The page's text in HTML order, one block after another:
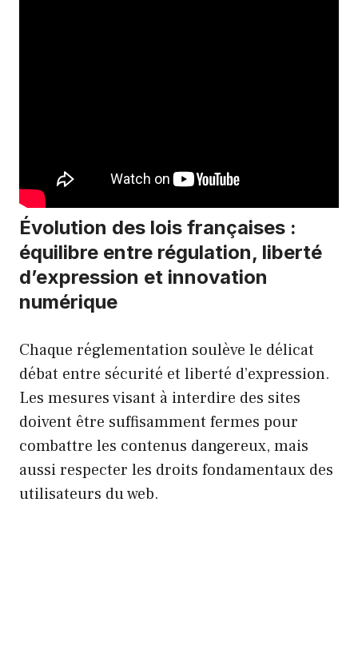
Évolution des lois françaises :
équilibre entre régulation, liberté
d’expression et innovation
numérique
Chaque réglementation soulève le délicat
débat entre sécurité et liberté d’expression.
Les mesures visant à interdire des sites
doivent être suffisamment fermes pour
combattre les contenus dangereux, mais
aussi respecter les droits fondamentaux des
utilisateurs du web.